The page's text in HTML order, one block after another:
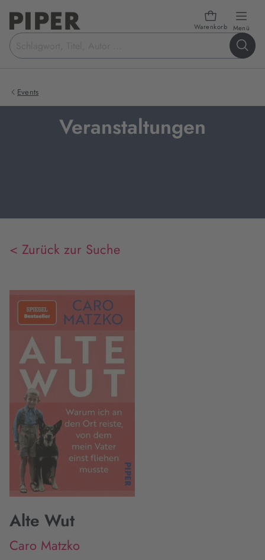
Warenkorb Menü
Suchbegriff
eingeben
Events
Veranstaltungen
< Zurück zur Suche
Alte Wut
Caro Matzko